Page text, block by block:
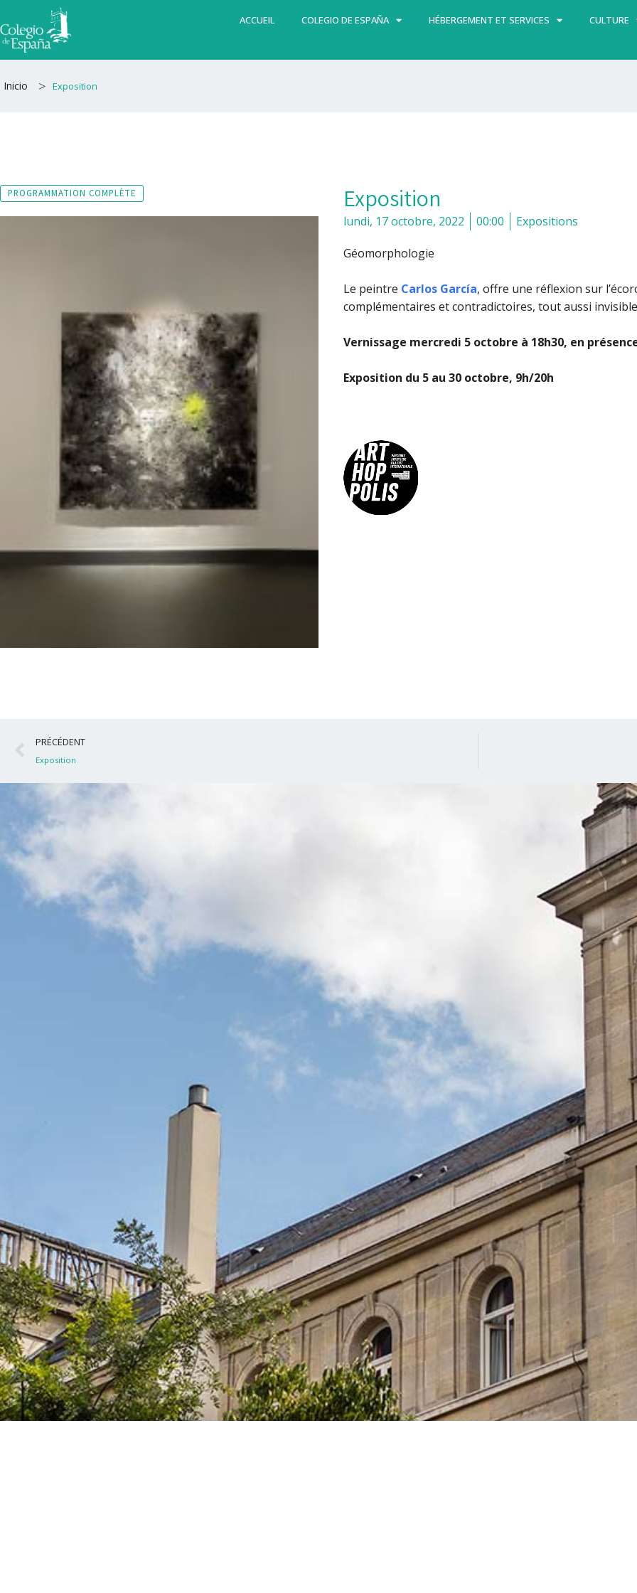
au
contenu
ACCUEIL COLEGIO DE ESPAÑA HÉBERGEMENT ET SERVICES CULTURE
Inicio > Exposition
PROGRAMMATION COMPLÈTE Exposition
lundi, 17 octobre, 2022 00:00 Expositions
Géomorphologie
Le peintre Carlos García, offre une réflexion sur
complémentaires et contradictoires, tout aussi
Vernissage mercredi 5 octobre à 18h30, en
Exposition du 5 au 30 octobre, 9h/20h
Précédent
PRÉCÉDENT
Exposition